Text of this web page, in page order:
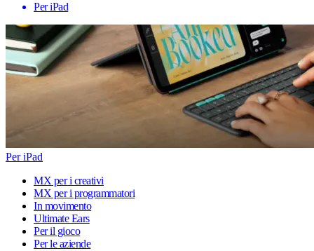
Per iPad
Per iPad
MX per i creativi
MX per i programmatori
In movimento
Ultimate Ears
Per il gioco
Per le aziende